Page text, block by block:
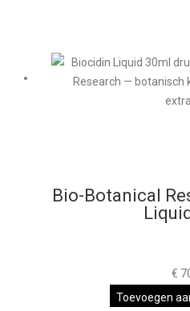
Bio-Botanical
€
Toevoegen